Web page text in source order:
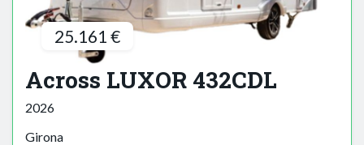
25.161 €
Across LUXOR 432CDL
2026
Girona